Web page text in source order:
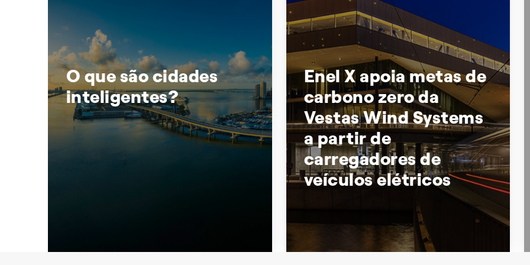
O que são cidades
inteligentes?
Enel X apoia metas de
carbono zero da
Vestas Wind Systems
a partir de
carregadores de
veículos elétricos